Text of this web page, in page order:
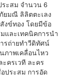
ะสม จำนวน 6
ยมณี ลิลิตตะเลง
งข์ทอง โดยมีข้อ
และเทคนิคการนำ
รถ่ายทำวีดิทัศน์
ภาพเคลื่อนไหว
ครเวที ละคร
ประสม การอัด